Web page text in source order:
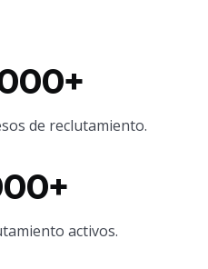
de reclutamiento.
activos.